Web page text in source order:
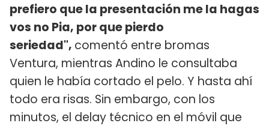
prefiero que la presentación me la hagas
vos no Pia, por que pierdo
seriedad", comentó entre bromas
Ventura, mientras Andino le consultaba
quien le había cortado el pelo. Y hasta ahí
todo era risas. Sin embargo, con los
minutos, el delay técnico en el móvil que